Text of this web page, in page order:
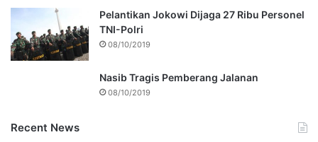
Pelantikan Jokowi Dijaga 27 Ribu Personel
TNI-Polri
08/10/2019
Nasib Tragis Pemberang Jalanan
08/10/2019
Recent News